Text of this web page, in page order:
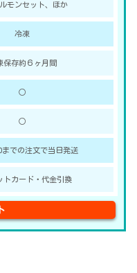
モンセット、ほか
冷凍
保存約６ヶ月間
○
○
までの注文で当日発送
トカード・代金引換